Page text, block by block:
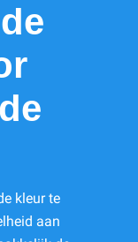
kleur te
aan